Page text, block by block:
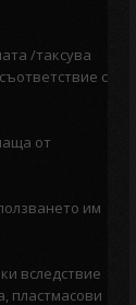
/таксува
с
от
им
вследствие
пластмасови